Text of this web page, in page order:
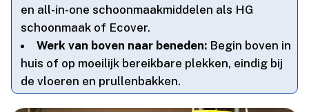
en all-in-one schoonmaakmiddelen als HG
schoonmaak of Ecover.​
Werk van boven naar beneden: Begin boven in
huis of op moeilijk bereikbare plekken, eindig bij
de vloeren en prullenbakken.​